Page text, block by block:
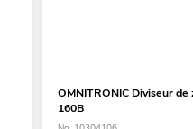
OMNITRONIC Diviseur de
160B